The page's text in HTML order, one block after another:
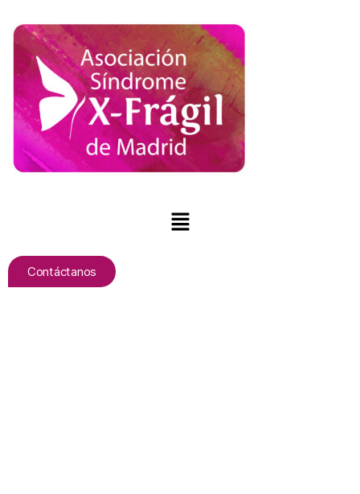
Contáctanos